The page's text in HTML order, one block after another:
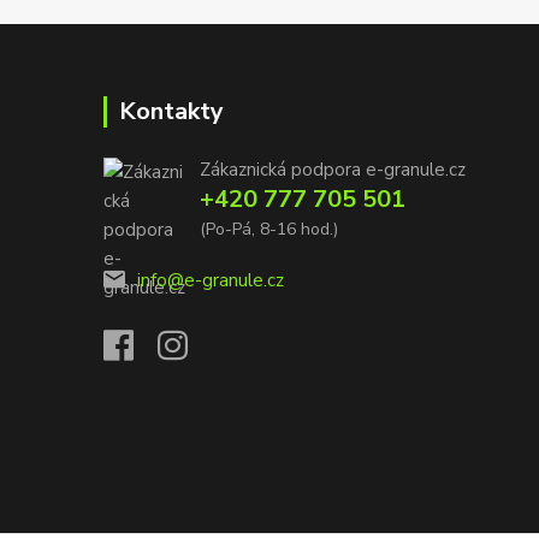
Kontakty
Zákaznická podpora e-granule.cz
+420 777 705 501
(Po-Pá, 8-16 hod.)
info@e-granule.cz